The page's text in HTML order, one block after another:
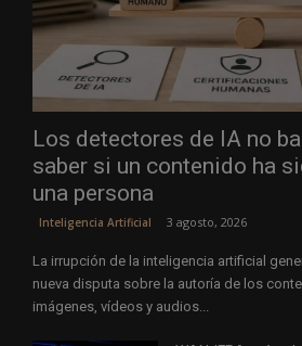
Los detectores de IA no
saber si un contenido ha
una persona
Inteligencia Artificial 3 agosto, 2026
La irrupción de la inteligencia artificial
nueva disputa sobre la autoría de los
imágenes, vídeos y audios...